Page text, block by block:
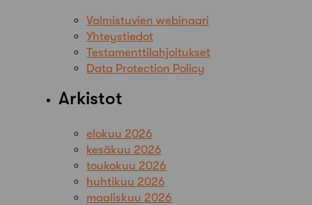
Valmistuvien webinaari
Yhteystiedot
Testamenttilahjoitukset
Data Protection Policy
Arkistot
elokuu 2026
kesäkuu 2026
toukokuu 2026
huhtikuu 2026
maaliskuu 2026